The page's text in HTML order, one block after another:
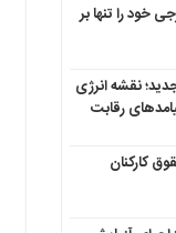
خود را تنها بر
نقشه انرژی
رقابت
کارکنان